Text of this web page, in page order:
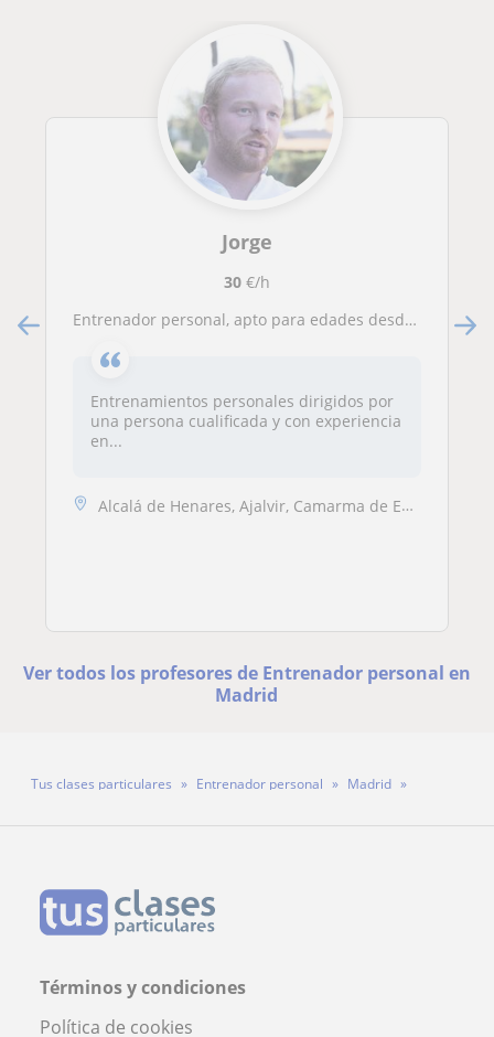
Jorge
30€/h
Entrenador personal, apto para edades desde los 16 años en adelante.
Entrenamientos personales dirigidos por
una persona cualificada y con experiencia
en...
Alcalá de Henares, Ajalvir, Camarma de Esteruelas, Cobeña, Daganzo de ...
Ver todos los profesores de Entrenador personal en
Madrid
Tus clases particulares Entrenador personal
Madrid
Términos y condiciones
Política de cookies